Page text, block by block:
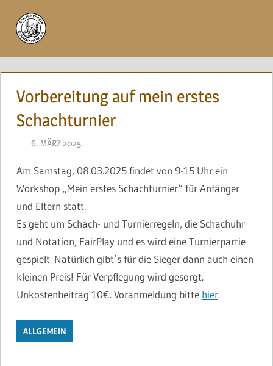
Inhalt
springen
Vorbereitung auf mein erstes
Schachturnier
6. MÄRZ 2025
Am Samstag, 08.03.2025 findet von 9-15 Uhr ein
Workshop „Mein erstes Schachturnier“ für Anfänger
und Eltern statt.
Es geht um Schach- und Turnierregeln, die Schachuhr
und Notation, FairPlay und es wird eine Turnierpartie
gespielt. Natürlich gibt’s für die Sieger dann auch einen
kleinen Preis! Für Verpflegung wird gesorgt.
Unkostenbeitrag 10€. Voranmeldung bitte hier.
ALLGEMEIN